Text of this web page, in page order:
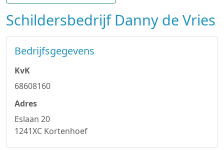
Schildersbedrijf Danny de Vries
Bedrijfsgegevens
KvK
68608160
Adres
Eslaan 20
1241XC Kortenhoef